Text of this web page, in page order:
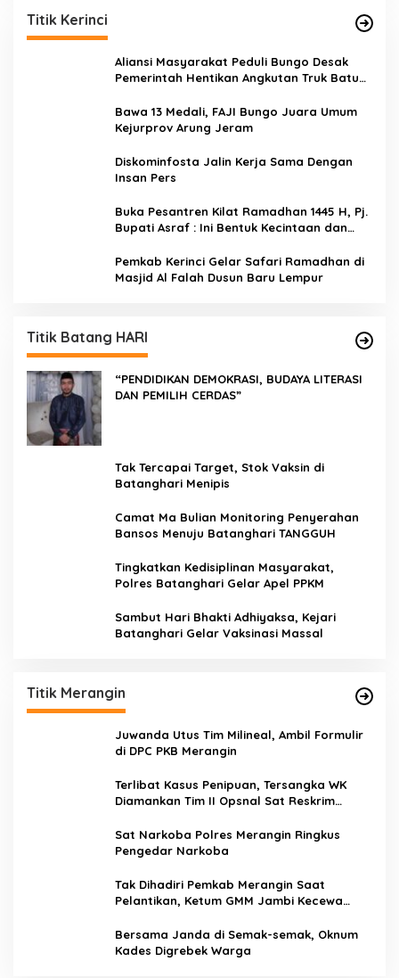
Titik Kerinci
Aliansi Masyarakat Peduli Bungo Desak
Pemerintah Hentikan Angkutan Truk Batu
Bawa 13 Medali, FAJI Bungo Juara Umum
Kejurprov Arung Jeram
Diskominfosta Jalin Kerja Sama Dengan
Insan Pers
Buka Pesantren Kilat Ramadhan 1445 H, Pj.
Bupati Asraf : Ini Bentuk Kecintaan dan
Kerinci
Pemkab Kerinci Gelar Safari Ramadhan di
Masjid Al Falah Dusun Baru Lempur
Titik Batang HARI
“PENDIDIKAN DEMOKRASI, BUDAYA LITERASI
DAN PEMILIH CERDAS”
Tak Tercapai Target, Stok Vaksin di
Batanghari Menipis
Camat Ma Bulian Monitoring Penyerahan
Bansos Menuju Batanghari TANGGUH
Tingkatkan Kedisiplinan Masyarakat,
Polres Batanghari Gelar Apel PPKM
Sambut Hari Bhakti Adhiyaksa, Kejari
Batanghari Gelar Vaksinasi Massal
Titik Merangin
Juwanda Utus Tim Milineal, Ambil Formulir
di DPC PKB Merangin
Terlibat Kasus Penipuan, Tersangka WK
Diamankan Tim II Opsnal Sat Reskrim
Sat Narkoba Polres Merangin Ringkus
Pengedar Narkoba
Tak Dihadiri Pemkab Merangin Saat
Pelantikan, Ketum GMM Jambi Kecewa
Bersama Janda di Semak-semak, Oknum
Kades Digrebek Warga